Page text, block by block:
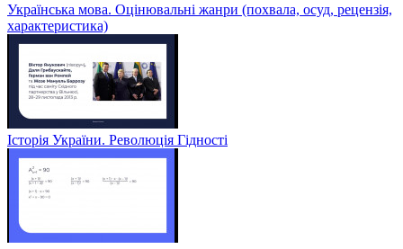
Українська мова. Оцінювальні жанри (похвала, осуд, рецензія,
характеристика)
Історія України. Революція Гідності